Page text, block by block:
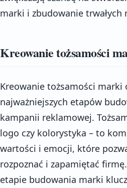
marki i zbudowanie
Kreowanie tożsamości
Kreowanie tożsamości
najważniejszych etapów
kampanii reklamowej.
logo czy kolorystyka – to
wartości i emocji, które
rozpoznać i zapamiętać
etapie budowania marki